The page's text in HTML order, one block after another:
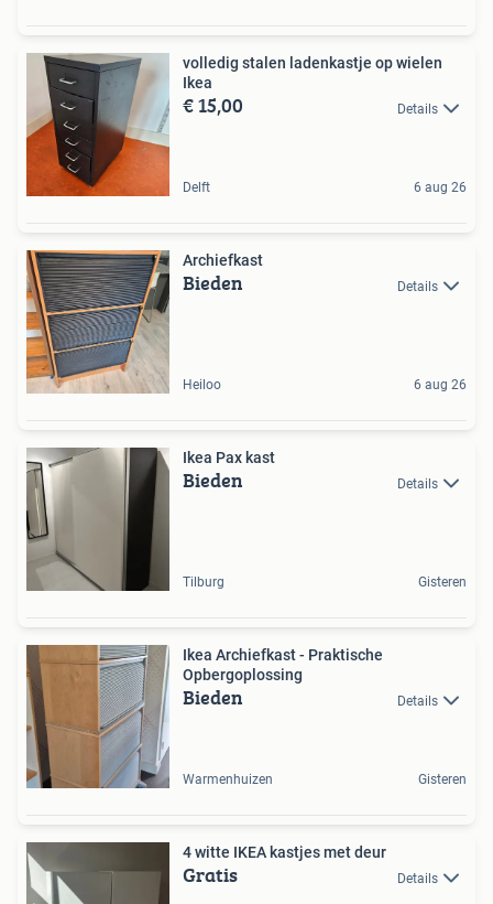
volledig stalen ladenkastje op wielen
Ikea
€ 15,00 Details
Delft 6 aug 26
Archiefkast
Bieden Details
Heiloo 6 aug 26
Ikea Pax kast
Bieden Details
Tilburg Gisteren
Ikea Archiefkast - Praktische
Opbergoplossing
Bieden Details
Warmenhuizen Gisteren
4 witte IKEA kastjes met deur
Gratis Details